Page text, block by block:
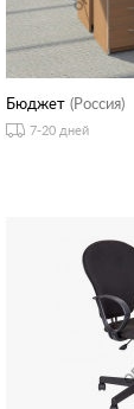
Бюджет (Россия)
7-20 дней